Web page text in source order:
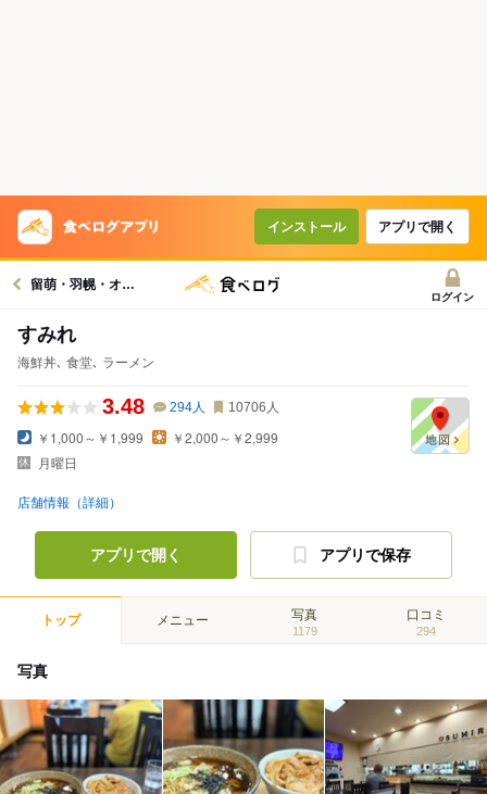
インストール アプリで開く
留萌・羽幌・オロロライングルメへ
ログイン
すみれ
海鮮丼､ 食堂､ ラーメン
3.48 294人 10706 人
￥1,000～￥1,999
￥2,000～￥2,999
月曜日
店舗情報（詳細）
アプリで開く アプリで保存
トップ メニュー 写真
1179
口コミ
294
写真